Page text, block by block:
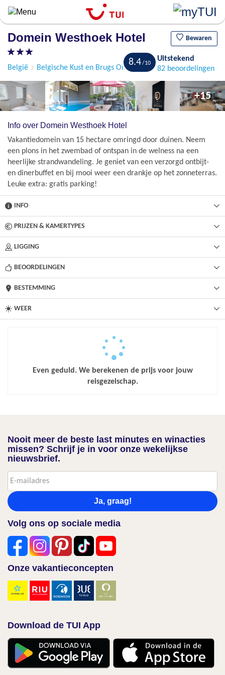
Overslaan
en
algemene
gaan
Domein Westhoek Hotel Bewaren
België Belgische Kust en Brugs Ommeland Oostduinkerke
8.4
Uitstekend
82 beoordelingen
+15
Info over Domein Westhoek Hotel
Vakantiedomein van 15 hectare omringd door duinen. Neem
een plons in het zwembad of ontspan in de welness na een
heerlijke strandwandeling. Je geniet van een verzorgd ontbijt-
en dinerbuffet en bij mooi weer een drankje op het zonneterras.
Leuke extra: gratis parking!
INFO
PRIJZEN & KAMERTYPES
LIGGING
BEOORDELINGEN
BESTEMMING
WEER
Even geduld. We berekenen de prijs voor jouw
reisgezelschap.
Nooit meer de beste last minutes en winacties
missen? Schrijf je in voor onze wekelijkse
nieuwsbrief.
Ja, graag!
Volg ons op sociale media
Onze vakantieconcepten
Download de TUI App